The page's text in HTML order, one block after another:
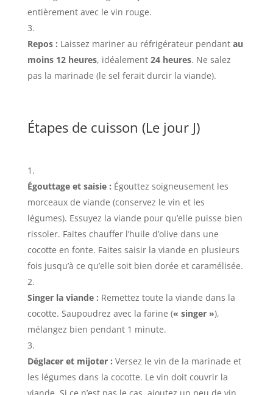
entièrement avec le vin rouge.
Repos : Laissez mariner au réfrigérateur pendant au
moins 12 heures, idéalement 24 heures. Ne salez
pas la marinade (le sel ferait durcir la viande).
Étapes de cuisson (Le jour J)
Égouttage et saisie : Égouttez soigneusement les
morceaux de viande (conservez le vin et les
légumes). Essuyez la viande pour qu’elle puisse bien
rissoler. Faites chauffer l’huile d’olive dans une
cocotte en fonte. Faites saisir la viande en plusieurs
fois jusqu’à ce qu’elle soit bien dorée et caramélisée.
Singer la viande : Remettez toute la viande dans la
cocotte. Saupoudrez avec la farine (« singer »),
mélangez bien pendant 1 minute.
Déglacer et mijoter : Versez le vin de la marinade et
les légumes dans la cocotte. Le vin doit couvrir la